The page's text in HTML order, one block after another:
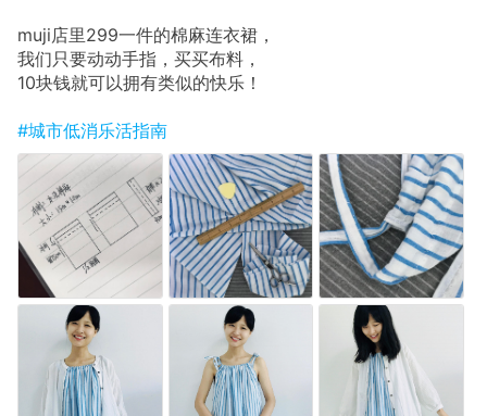
muji店里299一件的棉麻连衣裙，
我们只要动动手指，买买布料，
10块钱就可以拥有类似的快乐！
#城市低消乐活指南